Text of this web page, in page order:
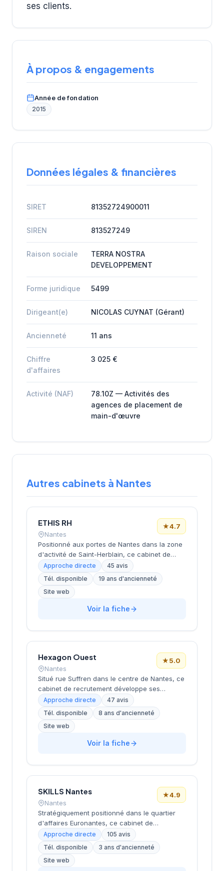
ses clients.
À propos & engagements
Année de fondation
2015
Données légales & financières
SIRET 81352724900011
SIREN 813527249
Raison sociale
TERRA NOSTRA
DEVELOPPEMENT
Forme juridique 5499
Dirigeant(e) NICOLAS CUYNAT (Gérant)
Ancienneté 11 ans
Chiffre
d'affaires
3 025 €
Activité (NAF)
78.10Z — Activités des
agences de placement de
main-d'œuvre
Autres cabinets à Nantes
ETHIS RH
Nantes
★4.7
Positionné aux portes de Nantes dans la zone
d'activité de Saint-Herblain, ce cabinet de
recrutement rayonne sur l'ensemble de la
métropole nantaise. Sa proximité avec les
principaux axes économiques de
l'agglomération lui permet d'accompagner
efficacement les entreprises locales dans
leurs recrutements. L'équipe intervient sur
5.
Approche directe
45 avis
Tél. disponible
19 ans d'ancienneté
Site web
Voir la fiche
Hexagon Ouest
Nantes
★5.0
Situé rue Suffren dans le centre de Nantes, ce
cabinet de recrutement développe ses
activités de conseil en ressources humaines
auprès d'entreprises locales et régionales.
Sous la direction de Della Croce, la structure
accompagne les organisations dans leurs
recrutements avec une approche
personnalisée. L'équipe intervient sur
l'excellente notation Google de 5/5 obtenue
sur la base de 47 avis.
Approche directe
47 avis
Tél. disponible
8 ans d'ancienneté
Site web
Voir la fiche
SKILLS Nantes
Nantes
★4.9
Stratégiquement positionné dans le quartier
d'affaires Euronantes, ce cabinet de
recrutement accompagne les entreprises
nantaises dans leurs recherches de talents
depuis plusieurs années. La structure se
distingue par une approche personnalisée du
Approche directe
105 avis
Tél. disponible
3 ans d'ancienneté
Site web